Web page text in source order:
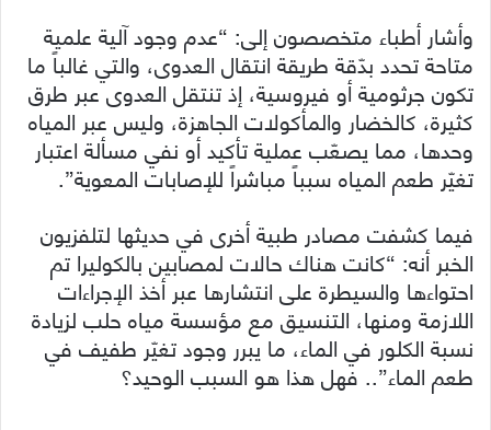
وأشار أطباء متخصصون إلى: “عدم وجود آلية علمية
متاحة تحدد بدّقة طريقة انتقال العدوى، والتي غالباً ما
تكون جرثومية أو فيروسية، إذ تنتقل العدوى عبر طرق
كثيرة، كالخضار والمأكولات الجاهزة، وليس عبر المياه
وحدها، مما يصعّب عملية تأكيد أو نفي مسألة اعتبار
تغيّر طعم المياه سبباً مباشراً للإصابات المعوية”.
فيما كشفت مصادر طبية أخرى في حديثها لتلفزيون
الخبر أنه: “كانت هناك حالات لمصابين بالكوليرا تم
احتواءها والسيطرة على انتشارها عبر أخذ الإجراءات
اللازمة ومنها، التنسيق مع مؤسسة مياه حلب لزيادة
نسبة الكلور في الماء، ما يبرر وجود تغيّر طفيف في
طعم الماء”.. فهل هذا هو السبب الوحيد؟